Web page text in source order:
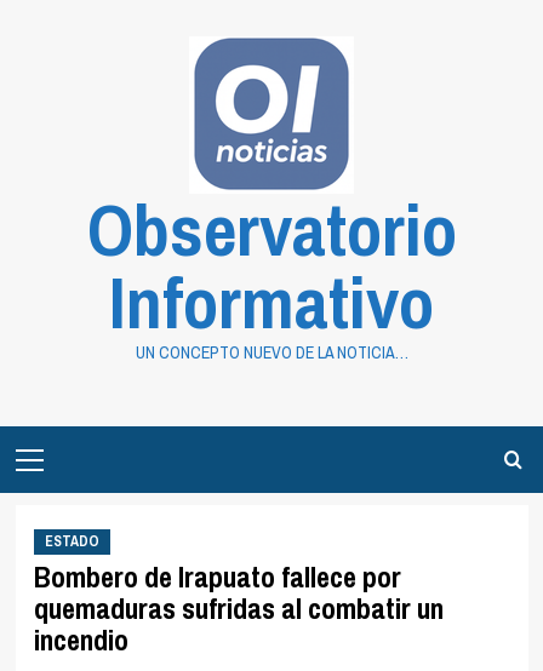
Observatorio
Informativo
UN CONCEPTO NUEVO DE LA NOTICIA…
Menu
ESTADO
Bombero de Irapuato fallece por
quemaduras sufridas al combatir un
incendio